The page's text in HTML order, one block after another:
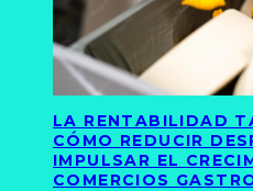
LA RENTABILIDAD
CÓMO REDUCIR
IMPULSAR EL
COMERCIOS